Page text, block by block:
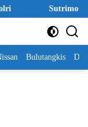
Sutrimo
Bulutangkis